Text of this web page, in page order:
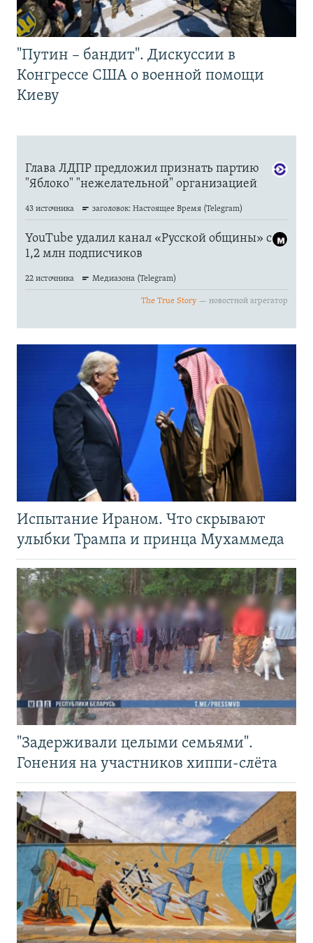
"Путин – бандит". Дискуссии в
Конгрессе США о военной помощи
Киеву
Испытание Ираном. Что скрывают
улыбки Трампа и принца Мухаммеда
"Задерживали целыми семьями".
Гонения на участников хиппи-слёта